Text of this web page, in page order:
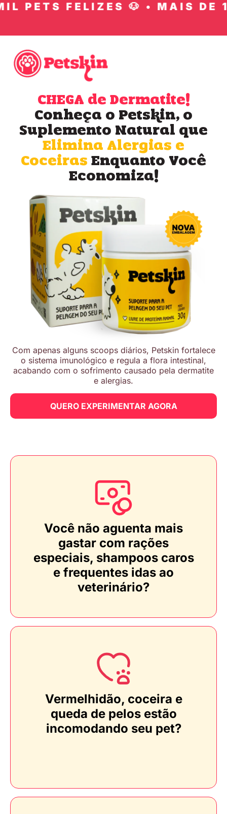
PETS FELIZES 🐶 • MAIS DE
CHEGA de Dermatite!
Conheça o Petskin, o
Suplemento Natural que
Elimina Alergias e
CoceirasEnquanto Você
Economiza!
Com apenas alguns scoops diários, Petskin fortalece
o sistema imunológico e regula a flora intestinal,
acabando com o sofrimento causado pela dermatite
e alergias.
QUERO EXPERIMENTAR AGORA
Você não aguenta mais
gastar com rações
especiais, shampoos caros
e frequentes idas ao
veterinário?
Vermelhidão, coceira e
queda de pelos estão
incomodando seu pet?